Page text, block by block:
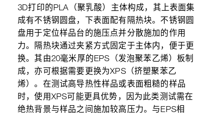
3D打印的PLA（聚乳酸）主体构成，其上表面集
成有不锈钢圆盘，下表面配有隔热块。不锈钢圆
盘用于定位样品台的施压点并分散施加的作用
力。隔热块通过夹紧方式固定于主体内，便于更
换。其由20毫米厚的EPS（发泡聚苯乙烯）板制
成，亦可根据需要更换为XPS（挤塑聚苯乙
烯）。在测试高导热性样品或表面粗糙的样品
时，使用XPS可能更具优势，因为此类测试需在
绝热背景与样品之间施加较高压力。与EPS相